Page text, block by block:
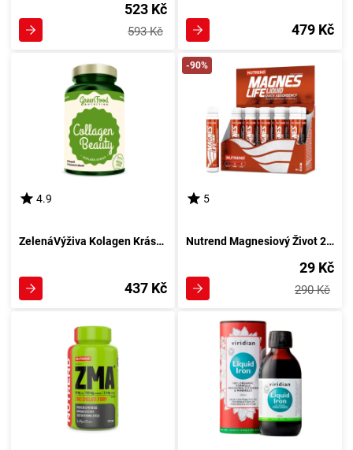
523 Kč
593 Kč 479 Kč
4.9
ZelenáVýživa Kolagen Krása 60 kapslí
437 Kč
-90%
5
Nutrend Magnesiový Život 250 ml bez aroma
29 Kč
290 Kč